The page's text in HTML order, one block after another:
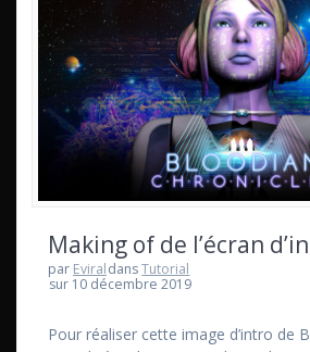
Making of de l’écran
par EviraldansTutorial
sur 10 décembre 2019
Pour réaliser cette image d’intro de